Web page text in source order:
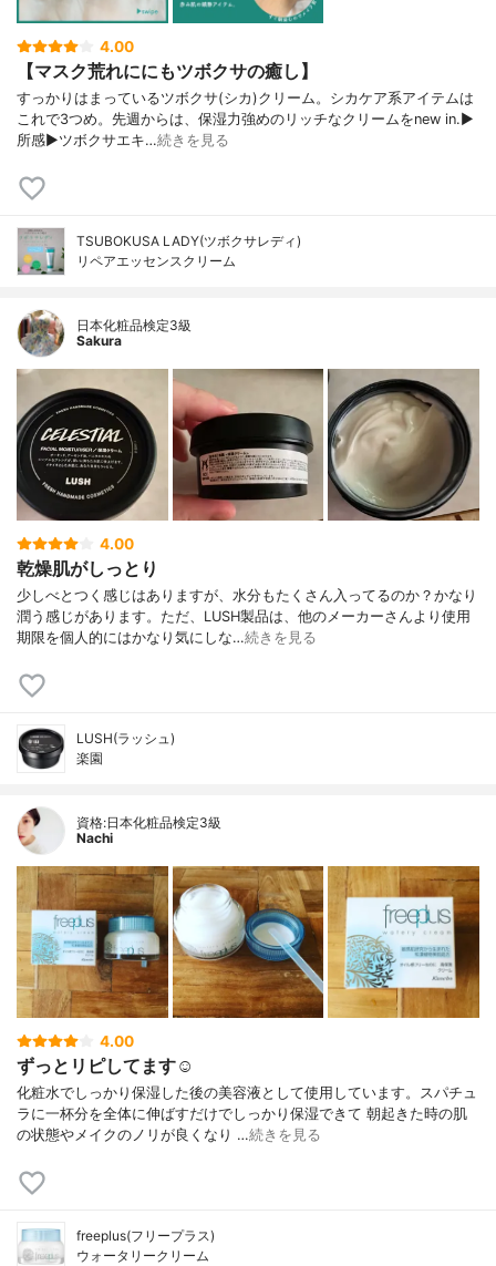
4.00
【マスク荒れににもツボクサの癒し】
すっかりはまっているツボクサ(シカ)クリーム。シカケア系アイテムは
これで3つめ。先週からは、保湿力強めのリッチなクリームをnew in.▶︎
所感▶︎ツボクサエキ…続きを見る
TSUBOKUSA LADY(ツボクサレディ)
リペアエッセンスクリーム
日本化粧品検定3級
Sakura
4.00
乾燥肌がしっとり
少しべとつく感じはありますが、水分もたくさん入ってるのか？かなり
潤う感じがあります。ただ、LUSH製品は、他のメーカーさんより使用
期限を個人的にはかなり気にしな…続きを見る
LUSH(ラッシュ)
楽園
資格:日本化粧品検定3級
Nachi
4.00
ずっとリピしてます☺︎
化粧水でしっかり保湿した後の美容液として使用しています。スパチュ
ラに一杯分を全体に伸ばすだけでしっかり保湿できて 朝起きた時の肌
の状態やメイクのノリが良くなり …続きを見る
freeplus(フリープラス)
ウォータリークリーム